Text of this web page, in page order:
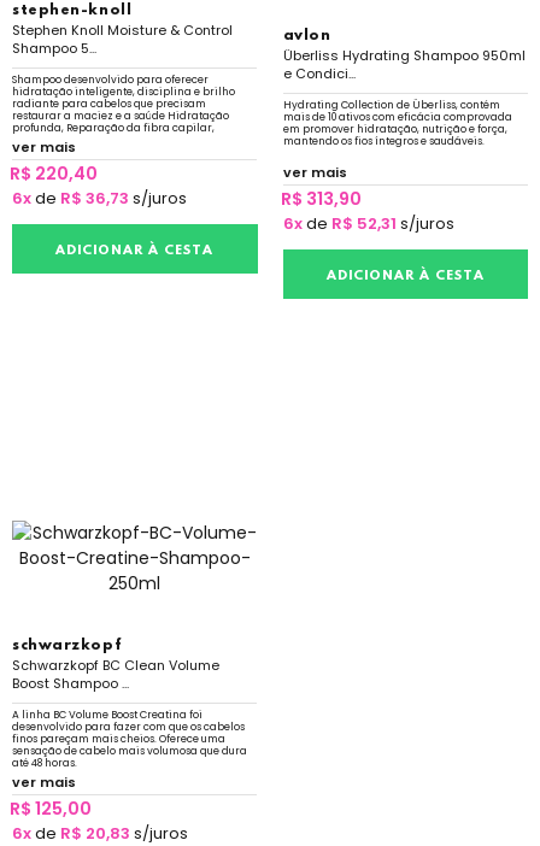
stephen-knoll
Stephen Knoll Moisture & Control
Shampoo 5...
Shampoo desenvolvido para oferecer
hidratação inteligente, disciplina e brilho
radiante para cabelos que precisam
restaurar a maciez e a saúde Hidratação
profunda, Reparação da fibra capilar,
Redução do frizz e Fórmula suave Livre de
sulfato e silicone
ver mais
R$ 220,40
6xde R$ 36,73 s/juros
ADICIONAR À CESTA
avlon
Überliss Hydrating Shampoo 950ml
e Condici...
Hydrating Collection de Überliss, contém
mais de 10 ativos com eficácia comprovada
em promover hidratação, nutrição e força,
mantendo os fios íntegros e saudáveis.
ver mais
R$ 313,90
6xde R$ 52,31 s/juros
ADICIONAR À CESTA
schwarzkopf
Schwarzkopf BC Clean Volume
Boost Shampoo ...
A linha BC Volume Boost Creatina foi
desenvolvido para fazer com que os cabelos
finos pareçam mais cheios. Oferece uma
sensação de cabelo mais volumosa que dura
até 48 horas.
ver mais
R$ 125,00
6xde R$ 20,83 s/juros